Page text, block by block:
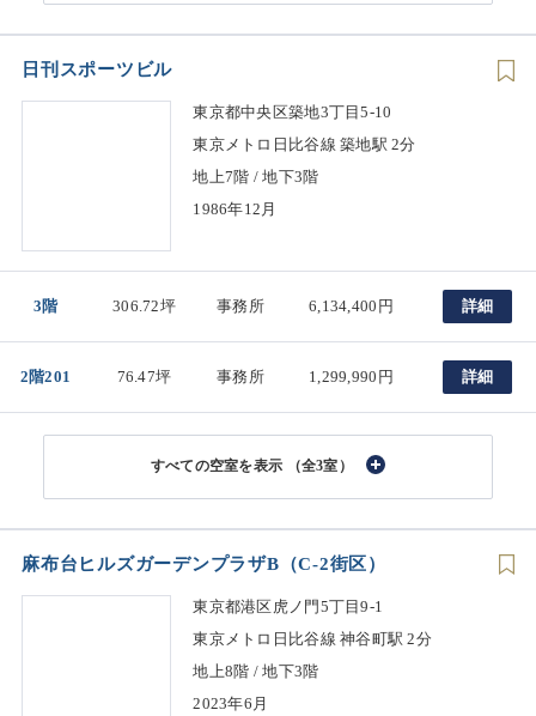
日刊スポーツビル
東京都中央区築地3丁目5-10
東京メトロ日比谷線 築地駅 2分
地上7階 / 地下3階
1986年12月
3階 306.72坪 事務所 6,134,400円 詳細
2階201 76.47坪 事務所 1,299,990円 詳細
（全3室）
麻布台ヒルズガーデンプラザB（C-2街区）
東京都港区虎ノ門5丁目9-1
東京メトロ日比谷線 神谷町駅 2分
地上8階 / 地下3階
2023年6月